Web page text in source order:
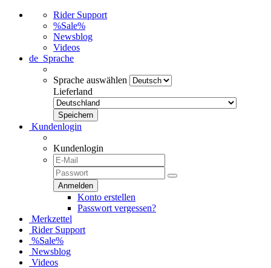
Rider Support
%Sale%
Newsblog
Videos
de Sprache
Sprache auswählen
Lieferland
Kundenlogin
Kundenlogin
Konto erstellen
Passwort vergessen?
Merkzettel
Rider Support
%Sale%
Newsblog
Videos